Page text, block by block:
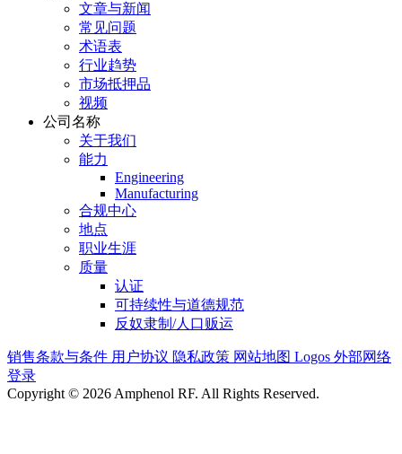
文章与新闻
常见问题
术语表
行业趋势
市场抵押品
视频
公司名称
关于我们
能力
Engineering
Manufacturing
合规中心
地点
职业生涯
质量
认证
可持续性与道德规范
反奴隶制/人口贩运
销售条款与条件 用户协议 隐私政策 网站地图 Logos 外部网络
登录
Copyright © 2026 Amphenol RF. All Rights Reserved.